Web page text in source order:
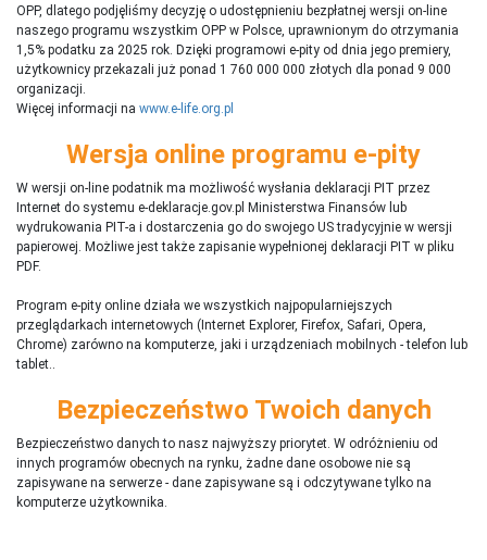
OPP, dlatego podjęliśmy decyzję o udostępnieniu bezpłatnej wersji on-line
naszego programu wszystkim OPP w Polsce, uprawnionym do otrzymania
1,5% podatku za 2025 rok. Dzięki programowi e-pity od dnia jego premiery,
użytkownicy przekazali już ponad 1 760 000 000 złotych dla ponad 9 000
organizacji.
Więcej informacji na www.e-life.org.pl
Wersja online programu e-pity
W wersji on-line podatnik ma możliwość wysłania deklaracji PIT przez
Internet do systemu e-deklaracje.gov.pl Ministerstwa Finansów lub
wydrukowania PIT-a i dostarczenia go do swojego US tradycyjnie w wersji
papierowej. Możliwe jest także zapisanie wypełnionej deklaracji PIT w pliku
PDF.
Program e-pity online działa we wszystkich najpopularniejszych
przeglądarkach internetowych (Internet Explorer, Firefox, Safari, Opera,
Chrome) zarówno na komputerze, jaki i urządzeniach mobilnych - telefon lub
tablet..
Bezpieczeństwo Twoich danych
Bezpieczeństwo danych to nasz najwyższy priorytet. W odróżnieniu od
innych programów obecnych na rynku, żadne dane osobowe nie są
zapisywane na serwerze - dane zapisywane są i odczytywane tylko na
komputerze użytkownika.